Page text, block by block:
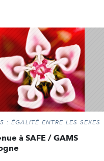
: ÉGALITÉ ENTRE LES SEXES
à SAFE / GAMS